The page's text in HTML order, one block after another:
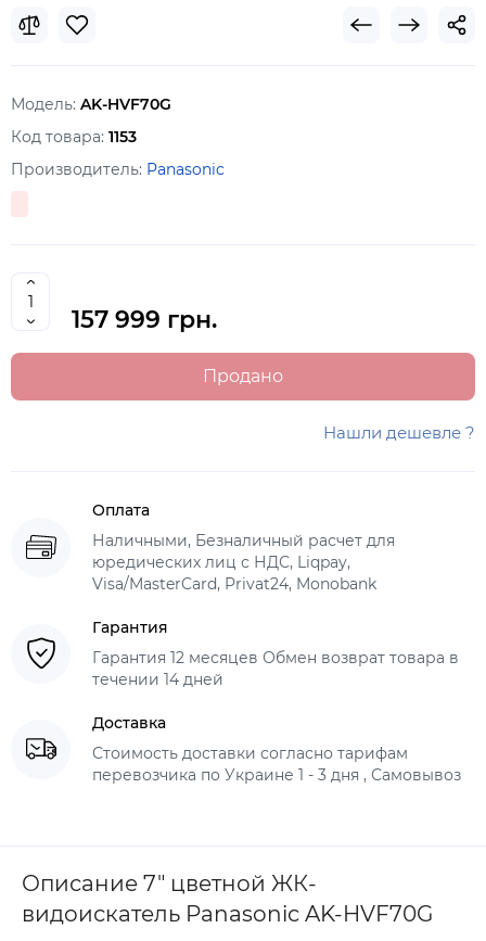
Модель: AK-HVF70G
Код товара: 1153
Производитель: Panasonic
157 999 грн.
Продано
Нашли дешевле ?
Оплата
Наличными, Безналичный расчет для
юредических лиц с НДС, Liqpay,
Visa/MasterCard, Privat24, Monobank
Гарантия
Гарантия 12 месяцев Обмен возврат товара в
течении 14 дней
Доставка
Стоимость доставки согласно тарифам
перевозчика по Украине 1 - 3 дня , Самовывоз
Описание 7" цветной ЖК-
видоискатель Panasonic AK-HVF70G